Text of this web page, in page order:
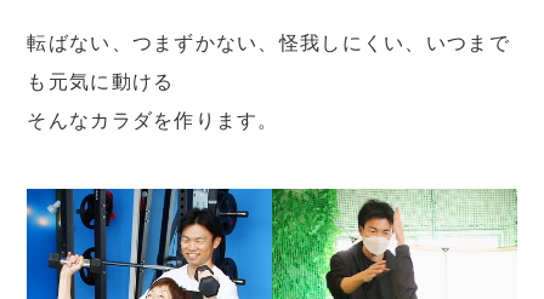
転ばない、つまずかない、怪我しにくい、いつまで
も元気に動ける
そんなカラダを作ります。